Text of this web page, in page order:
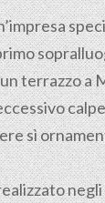
terrazzo a
sì